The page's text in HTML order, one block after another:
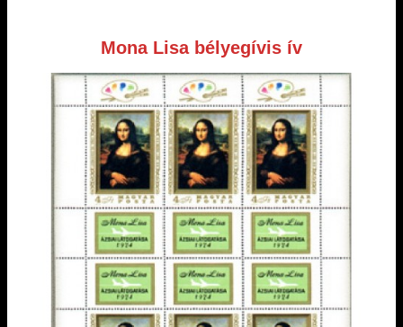
Mona Lisa bélyegívis ív